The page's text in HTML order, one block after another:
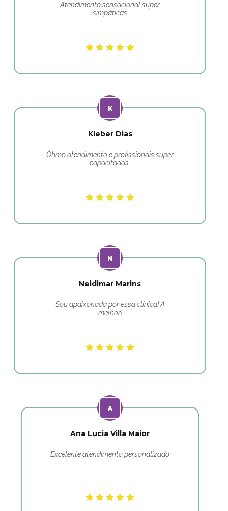
Atendimento sensacional super
simpáticas
Kleber Dias
Ótimo atendimento e profissionais super
capacitadas.
Neidimar Marins
Sou apaixonada por essa clínica! A
melhor!
Ana Lucia Villa Maior
Excelente atendimento personalizado